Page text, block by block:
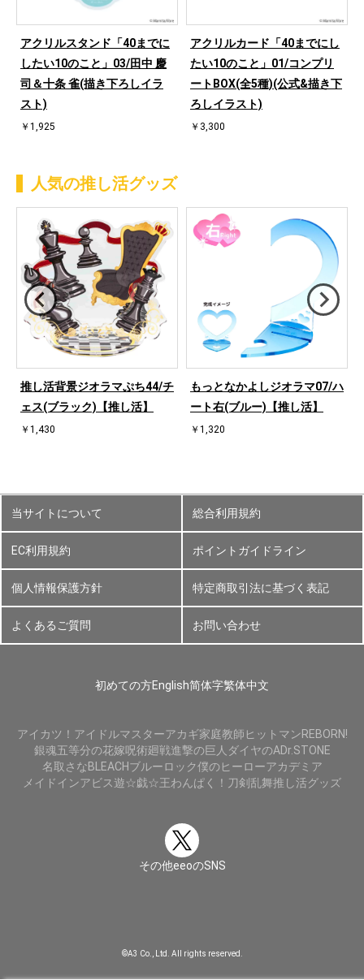
アクリルスタンド「40までに
したい10のこと」03/田中 慶
司＆十条 雀(描き下ろしイラ
スト)
￥1,925
アクリルカード「40までにし
たい10のこと」01/コンプリ
ートBOX(全5種)(公式&描き下
ろしイラスト)
￥3,300
人気の推し活グッズ
推し活背景ジオラマぷち44/チ
ェス(ブラック)【推し活】
￥1,430
もっとなかよしジオラマ07/ハ
ート右(ブルー)【推し活】
￥1,320
当サイトについて 総合利用規約
EC利用規約 ポイントガイドライン
個人情報保護方針 特定商取引法に基づく表記
よくあるご質問 お問い合わせ
初めての方English简体字繁体中文
アイカツ！ アイドルマスターアカギ家庭教師ヒットマンREBORN!
銀魂五等分の花嫁呪術廻戦進撃の巨人 ダイヤのADr.STONE
名取さなBLEACHブルーロック僕のヒーローアカデミア
メイドインアビス遊☆戯☆王わんぱく！刀剣乱舞推し活グッズ
その他eeoのSNS
©A3 Co., Ltd. All rights reserved.